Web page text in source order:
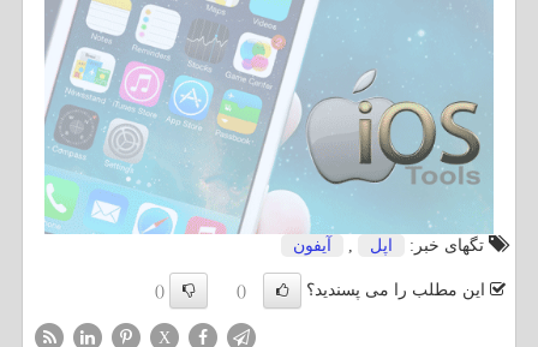
تگهای خبر: اپل آیفون
این مطلب را می پسندید؟ ()
()
X